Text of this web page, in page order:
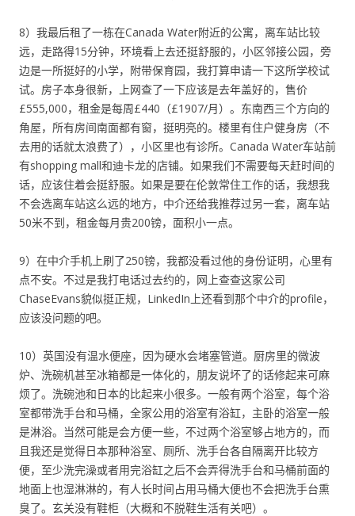
8）我最后租了一栋在Canada Water附近的公寓，离车站比较
远，走路得15分钟，环境看上去还挺舒服的，小区邻接公园，旁
边是一所挺好的小学，附带保育园，我打算申请一下这所学校试
试。房子本身很新，上网查了一下应该是去年盖好的，售价
£555,000，租金是每周£440（£1907/月）。东南西三个方向的
角屋，所有房间南面都有窗，挺明亮的。楼里有住户健身房（不
去用的话就太浪费了），小区里也有诊所。Canada Water车站前
有shopping mall和迪卡龙的店铺。如果我们不需要每天赶时间的
话，应该住着会挺舒服。如果是要在伦敦常住工作的话，我想我
不会选离车站这么远的地方，中介还给我推荐过另一套，离车站
50米不到，租金每月贵200镑，面积小一点。
9）在中介手机上刷了250镑，我都没看过他的身份证明，心里有
点不安。不过是我打电话过去约的，网上查查这家公司
ChaseEvans貌似挺正规，LinkedIn上还看到那个中介的profile，
应该没问题的吧。
10）英国没有温水便座，因为硬水会堵塞管道。厨房里的微波
炉、洗碗机甚至冰箱都是一体化的，朋友说坏了的话修起来可麻
烦了。洗碗池和日本的比起来小很多。一般有两个浴室，每个浴
室都带洗手台和马桶，全家公用的浴室有浴缸，主卧的浴室一般
是淋浴。当然可能是会方便一些，不过两个浴室够占地方的，而
且我还是觉得日本那种浴室、厕所、洗手台各自隔离开比较方
便，至少洗完澡或者用完浴缸之后不会弄得洗手台和马桶前面的
地面上也湿淋淋的，有人长时间占用马桶大便也不会把洗手台熏
臭了。玄关没有鞋柜（大概和不脱鞋生活有关吧）。